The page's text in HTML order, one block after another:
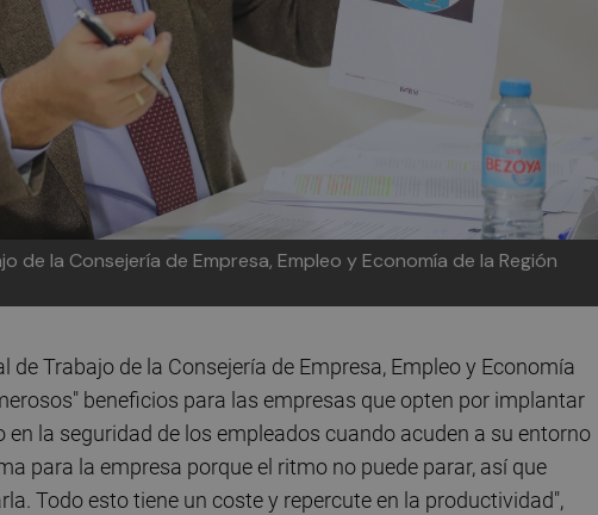
de la Consejería de Empresa, Empleo y Economía de la Región
de Trabajo de la Consejería de Empresa, Empleo y Economía
beneficios para las empresas que opten por implantar
la seguridad de los empleados cuando acuden a su entorno
para la empresa porque el ritmo no puede parar, así que
Todo esto tiene un coste y repercute en la productividad",